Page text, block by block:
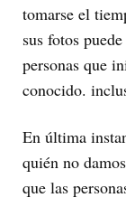
tomarse el
sus fotos
personas que
conocido.
En última
quién no
que las